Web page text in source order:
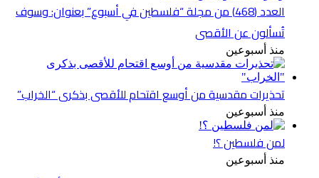
العدد (468) من مجلة “فلسطين في أسبوع” بعنوان: وسوف
تُسألون عن الأقصى
منذ أسبوعين
تحذيرات مقدسية من أوسع اقتحام للأقصى بذكرى “الخراب”
منذ أسبوعين
لمن فلسطين ؟!
منذ أسبوعين